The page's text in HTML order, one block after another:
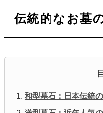
伝統的なお墓
和型墓石：日本伝統